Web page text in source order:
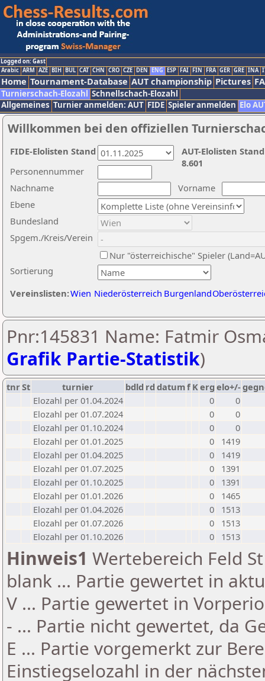
Logged on: Gast
Arabic ARM AZE BIH BUL CAT CHN CRO CZE DEN ENG ESP FAI FIN FRA GER GRE INA
Home Tournament-Database AUT championship Pictures
Turnierschach-Elozahl Schnellschach-Elozahl
Allgemeines Turnier anmelden: AUT FIDE Spieler anmelden Elo
Willkommen bei den offiziellen
Nachname
Vorname
Ebene
Sortierung
Personennummer
Bundesland
Spgem./Kreis/Verein
Nur "österreichische" Spieler
Vereinslisten:Wien Niederösterreich Burgenland
AUT-Elolisten
8.601
FIDE-Elolisten Stand
Pnr:145831 Name: Fatmir
Grafik Partie-Statistik)
tnrSt turnier bdld rd datumf Kerg elo+/-
Elozahl per 01.04.2024
0
0
Elozahl per 01.07.2024
0
0
Elozahl per 01.10.2024
0
0
Elozahl per 01.01.2025
0
1419
Elozahl per 01.04.2025
0
1419
Elozahl per 01.07.2025
0
1391
Elozahl per 01.10.2025
0
1391
Elozahl per 01.01.2026
0
1465
Elozahl per 01.04.2026
0
1513
Elozahl per 01.07.2026
0
1513
Elozahl per 01.10.2026
0 1513
Hinweis1 Wertebereich Feld
blank ... Partie gewertet in
V ... Partie gewertet in
- ... Partie nicht gewertet, da
E ... Partie vorgemerkt zur
Einstiegselozahl in der